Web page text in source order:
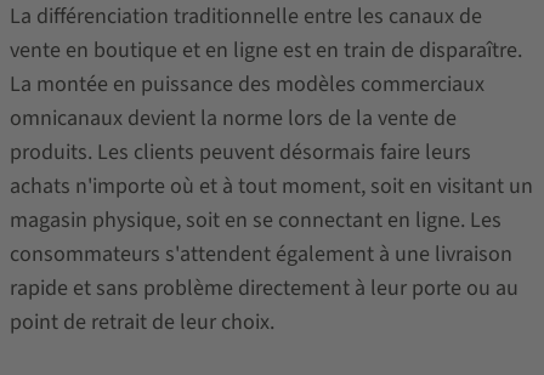
La différenciation traditionnelle entre les canaux de
vente en boutique et en ligne est en train de disparaître.
La montée en puissance des modèles commerciaux
omnicanaux devient la norme lors de la vente de
produits. Les clients peuvent désormais faire leurs
achats n'importe où et à tout moment, soit en visitant un
magasin physique, soit en se connectant en ligne. Les
consommateurs s'attendent également à une livraison
rapide et sans problème directement à leur porte ou au
point de retrait de leur choix.